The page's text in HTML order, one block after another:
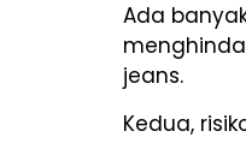
Ada
jeans.
Kedua,